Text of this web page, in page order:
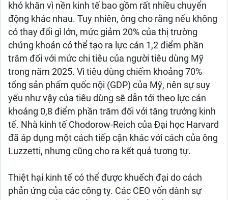
khó khăn vì nền kinh tế bao gồm rất nhiều chuyển
động khác nhau. Tuy nhiên, ông cho rằng nếu không
có thay đổi gì lớn, mức giảm 20% của thị trường
chứng khoán có thể tạo ra lực cản 1,2 điểm phần
trăm đối với mức chi tiêu của người tiêu dùng Mỹ
trong năm 2025. Vì tiêu dùng chiếm khoảng 70%
tổng sản phẩm quốc nội (GDP) của Mỹ, nên sự suy
yếu như vậy của tiêu dùng sẽ dẫn tới theo lực cản
khoảng 0,8 điểm phần trăm đối với tăng trưởng kinh
tế. Nhà kinh tế Chodorow-Reich của Đại học Harvard
đã áp dụng một cách tiếp cận khác với cách của ông
Luzzetti, nhưng cũng cho ra kết quả tương tự.
Thiệt hại kinh tế có thể được khuếch đại do cách
phản ứng của các công ty. Các CEO vốn dành sự